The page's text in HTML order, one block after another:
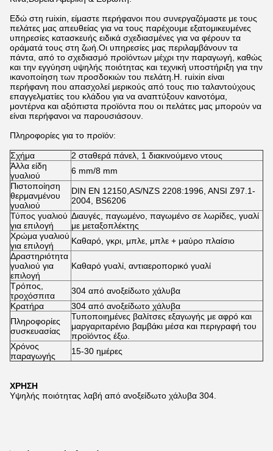
Εδώ στη ruixin, είμαστε περήφανοι που συνεργαζόμαστε με τους
πελάτες μας απευθείας για να τους παρέχουμε εξατομικευμένες
υπηρεσίες κατασκευής ειδικά σχεδιασμένες για να φέρουν τα
οράματά τους στη ζωή.Οι υπηρεσίες μας περιλαμβάνουν τα
πάντα, από το σχεδιασμό προϊόντων μέχρι την παραγωγή, καθώς
και την εγγύηση υψηλής ποιότητας και τεχνική υποστήριξη για την
ικανοποίηση των προσδοκιών του πελάτη.Η. ruixin είναι
περήφανη που απασχολεί μερικούς από τους πιο ταλαντούχους
επαγγελματίες του κλάδου για να αναπτύξουν καινοτόμα,
μοντέρνα και αξιόπιστα προϊόντα που οι πελάτες μας μπορούν να
είναι περήφανοι να παρουσιάσουν.
Πληροφορίες για το προϊόν:
Σχήμα
2 σταθερά πάνελ, 1 διακινούμενο ντους
Άλλα είδη
γυαλιού
6 mm/8 mm
Πιστοποίηση
θερμανμένου
γυαλιού
DIN EN 12150,AS/NZS 2208:1996, ANSI Z97.1-
2004, BS6206
Τύπος γυαλιού
για επιλογή
Διαυγές, παγωμένο, παγωμένο σε λωρίδες, γυαλί
με μεταξοπλέκτης
Χρώμα γυαλιού
για επιλογή
Καθαρό, γκρι, μπλε, μπλε + μαύρο πλαίσιο
Δραστηριότητα
γυαλιού για
επιλογή
Καθαρό γυαλί, αντιαεροπορικό γυαλί
Τρόπος,
τροχόσπιτα
304 από ανοξείδωτο χάλυβα
Κρατήρα
304 από ανοξείδωτο χάλυβα
Πληροφορίες
συσκευασίας
Τυποποιημένες βαλίτσες εξαγωγής με αφρό και
μαργαριταρένιο βαμβάκι μέσα και περιγραφή του
προϊόντος έξω.
Χρόνος
παραγωγής
15-30 ημέρες
ΧΡΗΣΗ
Υψηλής ποιότητας λαβή από ανοξείδωτο χάλυβα 304.